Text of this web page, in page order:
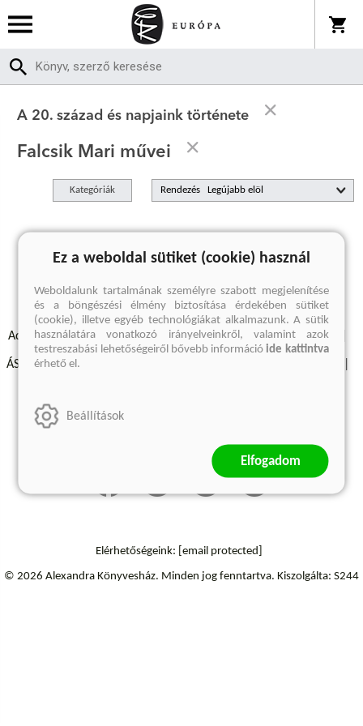
A 20. század és napjaink története
Falcsik Mari művei
Kategóriák Rendezés
A keresett kifejezésre nincs találat
Adatvédelmi szabályzatok Elállási felmondási nyilatkozat
ÁSZF - Vásárlási feltételek
Elérhetőségeink: [email protected]
© 2026 Alexandra Könyvesház. Minden jog fenntartva. Kiszolgálta: S244
Ez a weboldal sütiket (cookie) használ
Weboldalunk tartalmának személyre szabott megjelenítése
és a böngészési élmény biztosítása érdekében sütiket
(cookie), illetve egyéb technológiákat alkalmazunk. A sütik
használatára vonatkozó irányelveinkről, valamint azok
testreszabási lehetőségeiről bővebb információide kattintva
érhető el.
Beállítások
Elfogadom